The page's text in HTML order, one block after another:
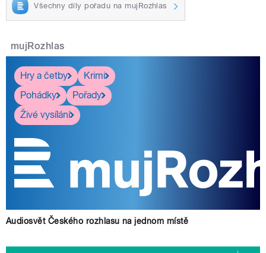
Všechny díly pořadu na mujRozhlas
mujRozhlas
Hry a četby
Krimi
Pohádky
Pořady
Živé vysílání
Audiosvět Českého rozhlasu na jednom místě